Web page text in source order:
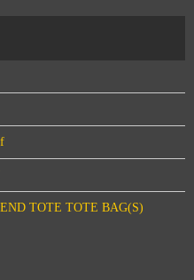
TOTE TOTE BAG(S)